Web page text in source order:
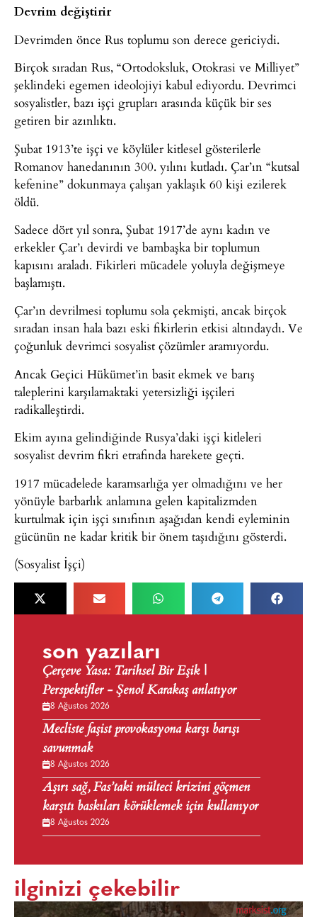
Devrim değiştirir
Devrimden önce Rus toplumu son derece gericiydi.
Birçok sıradan Rus, “Ortodoksluk, Otokrasi ve Milliyet”
şeklindeki egemen ideolojiyi kabul ediyordu. Devrimci
sosyalistler, bazı işçi grupları arasında küçük bir ses
getiren bir azınlıktı.
Şubat 1913’te işçi ve köylüler kitlesel gösterilerle
Romanov hanedanının 300. yılını kutladı. Çar’ın “kutsal
kefenine” dokunmaya çalışan yaklaşık 60 kişi ezilerek
öldü.
Sadece dört yıl sonra, Şubat 1917’de aynı kadın ve
erkekler Çar’ı devirdi ve bambaşka bir toplumun
kapısını araladı. Fikirleri mücadele yoluyla değişmeye
başlamıştı.
Çar’ın devrilmesi toplumu sola çekmişti, ancak birçok
sıradan insan hala bazı eski fikirlerin etkisi altındaydı. Ve
çoğunluk devrimci sosyalist çözümler aramıyordu.
Ancak Geçici Hükümet’in basit ekmek ve barış
taleplerini karşılamaktaki yetersizliği işçileri
radikalleştirdi.
Ekim ayına gelindiğinde Rusya’daki işçi kitleleri
sosyalist devrim fikri etrafında harekete geçti.
1917 mücadelede karamsarlığa yer olmadığını ve her
yönüyle barbarlık anlamına gelen kapitalizmden
kurtulmak için işçi sınıfının aşağıdan kendi eyleminin
gücünün ne kadar kritik bir önem taşıdığını gösterdi.
(Sosyalist İşçi)
son yazıları
Çerçeve Yasa: Tarihsel Bir Eşik |
Perspektifler - Şenol Karakaş anlatıyor
8 Ağustos 2026
Mecliste faşist provokasyona karşı barışı
savunmak
8 Ağustos 2026
Aşırı sağ, Fas’taki mülteci krizini göçmen
karşıtı baskıları körüklemek için kullanıyor
8 Ağustos 2026
ilginizi çekebilir